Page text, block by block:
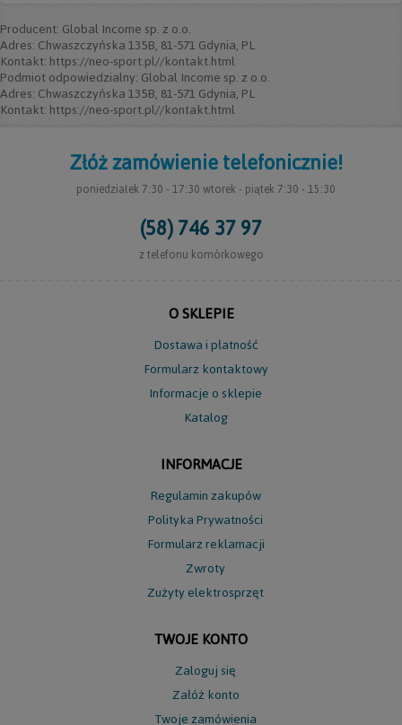
Producent: Global Income sp. z o.o.
Adres: Chwaszczyńska 135B, 81-571 Gdynia, PL
Kontakt: https://neo-sport.pl//kontakt.html
Podmiot odpowiedzialny: Global Income sp. z o.o.
Adres: Chwaszczyńska 135B, 81-571 Gdynia, PL
Kontakt: https://neo-sport.pl//kontakt.html
Złóż zamówienie telefonicznie!
poniedziałek 7:30 - 17:30 wtorek - piątek 7:30 - 15:30
(58) 746 37 97
z telefonu komórkowego
O SKLEPIE
Dostawa i płatność
Formularz kontaktowy
Informacje o sklepie
Katalog
INFORMACJE
Regulamin zakupów
Polityka Prywatności
Formularz reklamacji
Zwroty
Zużyty elektrosprzęt
TWOJE KONTO
Zaloguj się
Załóż konto
Twoje zamówienia